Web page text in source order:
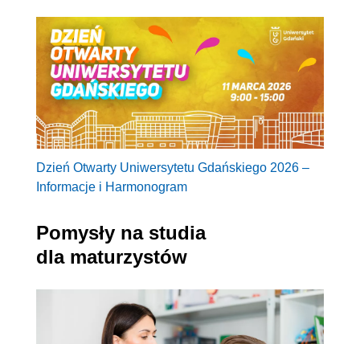
Dzień Otwarty Uniwersytetu Gdańskiego 2026 –
Informacje i Harmonogram
Pomysły na studia
dla maturzystów